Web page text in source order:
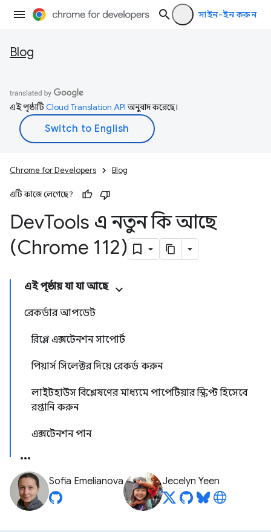
সাইন-ইন করুন
Blog
এই পৃষ্ঠাটিCloud Translation APIঅনুবাদ করেছে।
Chrome for Developers Blog
এটি কাজে লেগেছে?
DevTools এ নতুন কি আছে
(Chrome 112)
এই পৃষ্ঠায় যা যা আছে
রেকর্ডার আপডেট
রিপ্লে এক্সটেনশন সাপোর্ট
পিয়ার্স সিলেক্টর দিয়ে রেকর্ড করুন
লাইটহাউস বিশ্লেষণের মাধ্যমে পাপেটিয়ার স্ক্রিপ্ট হিসেবে
রপ্তানি করুন
এক্সটেনশন পান
Sofia Emelianova Jecelyn Yeen